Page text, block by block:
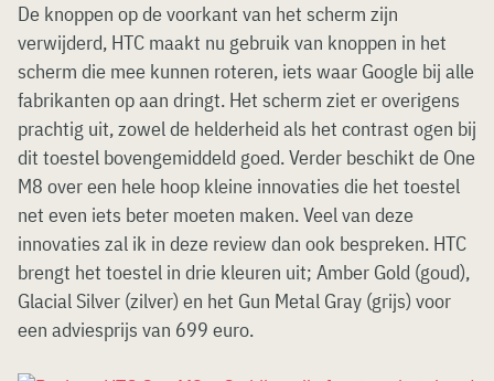
De knoppen op de voorkant van het scherm zijn
verwijderd, HTC maakt nu gebruik van knoppen in het
scherm die mee kunnen roteren, iets waar Google bij alle
fabrikanten op aan dringt. Het scherm ziet er overigens
prachtig uit, zowel de helderheid als het contrast ogen bij
dit toestel bovengemiddeld goed. Verder beschikt de One
M8 over een hele hoop kleine innovaties die het toestel
net even iets beter moeten maken. Veel van deze
innovaties zal ik in deze review dan ook bespreken. HTC
brengt het toestel in drie kleuren uit; Amber Gold (goud),
Glacial Silver (zilver) en het Gun Metal Gray (grijs) voor
een adviesprijs van 699 euro.